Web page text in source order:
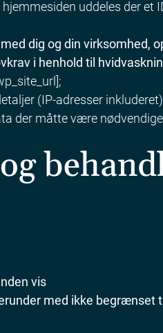
uddeles der
dig og din
i henhold til
(IP-adresser
der måtte være
vis
med ikke begrænset